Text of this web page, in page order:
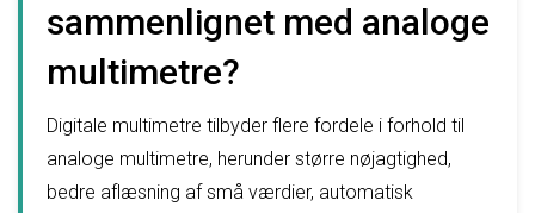
sammenlignet med analoge
multimetre?
Digitale multimetre tilbyder flere fordele i forhold til
analoge multimetre, herunder større nøjagtighed,
bedre aflæsning af små værdier, automatisk